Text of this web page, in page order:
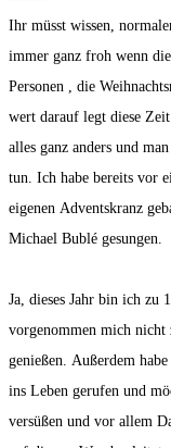
Ihr müsst wissen,
immer ganz froh wenn
Personen , die
wert darauf legt diese
alles ganz anders und
tun. Ich habe bereits vor
eigenen Adventskranz
Michael Bublé gesungen.
Ja, dieses Jahr bin ich zu
vorgenommen mich nicht
genießen. Außerdem
ins Leben gerufen und
versüßen und vor allem Danke sagen. Danke, dass